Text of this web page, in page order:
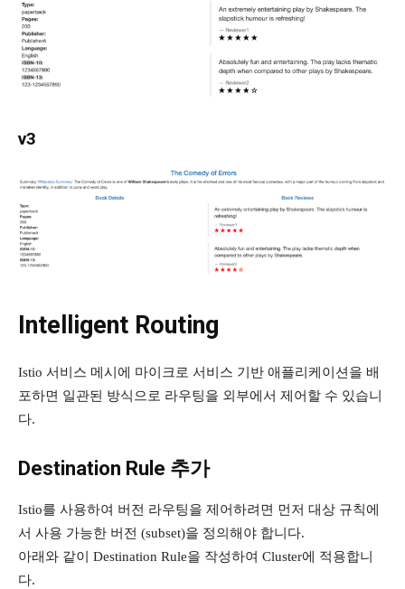
v3
Intelligent Routing
Istio 서비스 메시에 마이크로 서비스 기반 애플리케이션을 배
포하면 일관된 방식으로 라우팅을 외부에서 제어할 수 있습니
다.
Destination Rule 추가
Istio를 사용하여 버전 라우팅을 제어하려면 먼저 대상 규칙에
서 사용 가능한 버전 (subset)을 정의해야 합니다.
아래와 같이 Destination Rule을 작성하여 Cluster에 적용합니
다.